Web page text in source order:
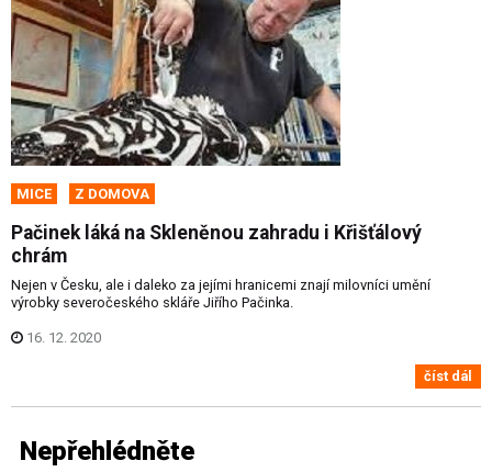
MICE Z DOMOVA
Pačinek láká na Skleněnou zahradu i Křišťálový
chrám
Nejen v Česku, ale i daleko za jejími hranicemi znají milovníci umění
výrobky severočeského skláře Jiřího Pačinka.
16. 12. 2020
číst dál
Nepřehlédněte